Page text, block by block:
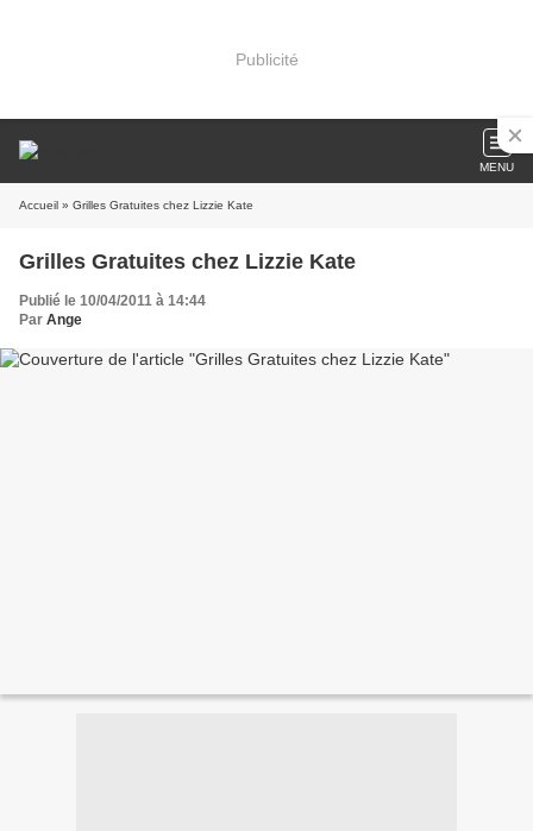
Publicité
MENU
Accueil » Grilles Gratuites chez Lizzie Kate
Grilles Gratuites chez Lizzie Kate
Publié le 10/04/2011 à 14:44
Par Ange